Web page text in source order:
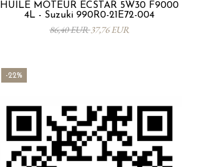
HUILE MOTEUR ECSTAR 5W30 F9000
4L - Suzuki 990R0-21E72-004
86,40 EUR37,76 EUR
-22%